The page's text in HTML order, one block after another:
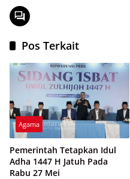
Pos Terkait
Agama
Pemerintah Tetapkan Idul
Adha 1447 H Jatuh Pada
Rabu 27 Mei